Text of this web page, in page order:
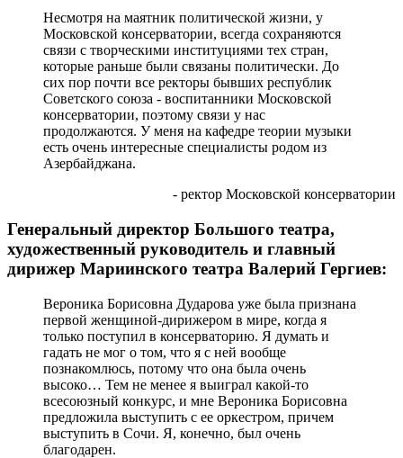
Несмотря на маятник политической жизни, у
Московской консерватории, всегда сохраняются
связи с творческими институциями тех стран,
которые раньше были связаны политически. До
сих пор почти все ректоры бывших республик
Советского союза - воспитанники Московской
консерватории, поэтому связи у нас
продолжаются. У меня на кафедре теории музыки
есть очень интересные специалисты родом из
Азербайджана.
- ректор Московской консерватории
Генеральный директор Большого театра,
художественный руководитель и главный
дирижер Мариинского театра Валерий Гергиев:
Вероника Борисовна Дударова уже была признана
первой женщиной-дирижером в мире, когда я
только поступил в консерваторию. Я думать и
гадать не мог о том, что я с ней вообще
познакомлюсь, потому что она была очень
высоко… Тем не менее я выиграл какой-то
всесоюзный конкурс, и мне Вероника Борисовна
предложила выступить с ее оркестром, причем
выступить в Сочи. Я, конечно, был очень
благодарен.